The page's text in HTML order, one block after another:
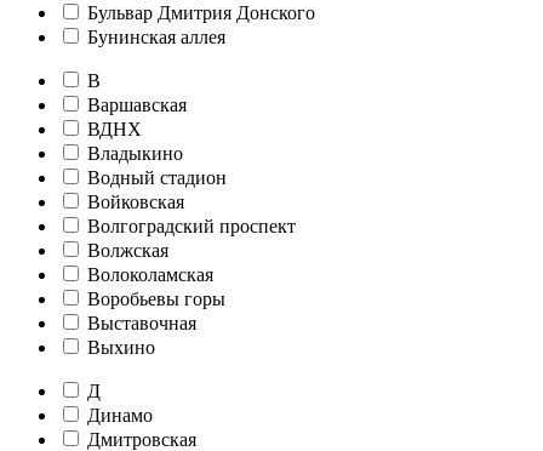
Бульвар Дмитрия Донского
Бунинская аллея
В
Варшавская
ВДНХ
Владыкино
Водный стадион
Войковская
Волгоградский проспект
Волжская
Волоколамская
Воробьевы горы
Выставочная
Выхино
Д
Динамо
Дмитровская